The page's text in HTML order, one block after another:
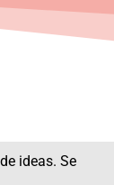
ideas. Se